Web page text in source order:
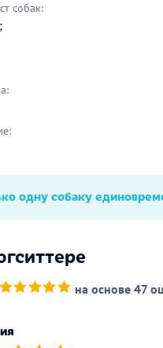
собак:
одну собаку
на основе 47